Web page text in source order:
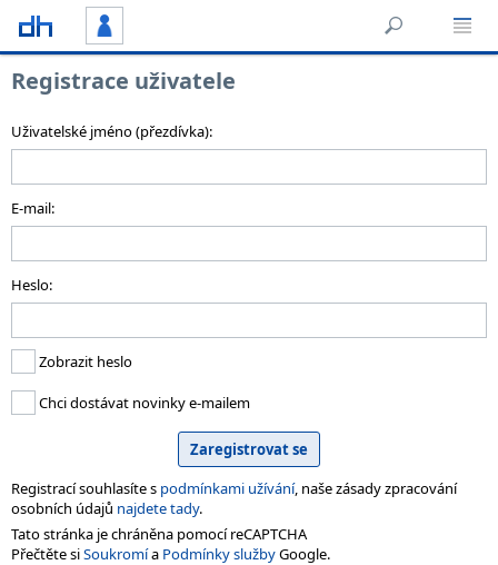
Registrace uživatele
Uživatelské jméno (přezdívka):
E-mail:
Heslo:
Zobrazit heslo
Chci dostávat novinky e-mailem
Registrací souhlasíte s podmínkami užívání, naše zásady zpracování
osobních údajů najdete tady.
Tato stránka je chráněna pomocí reCAPTCHA
Přečtěte siSoukromía Podmínky službyGoogle.